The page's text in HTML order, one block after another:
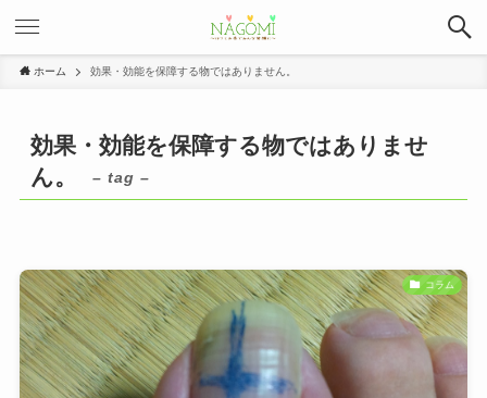
ホーム 効果・効能を保障する物ではありません。
効果・効能を保障する物ではありませ
ん。
– tag –
コラム